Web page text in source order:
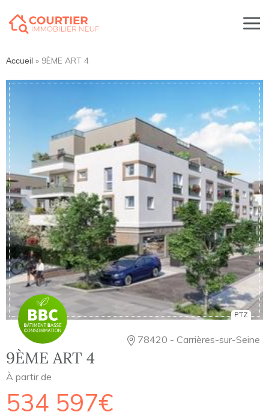
Accueil » 9ÈME ART 4
PTZ
78420 - Carrières-sur-Seine
9ÈME ART 4
À partir de
534 597€